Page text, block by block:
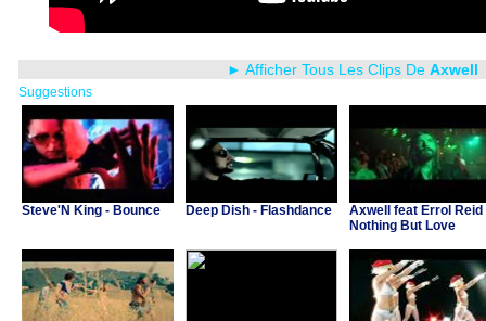
► Afficher Tous Les Clips De Axwell
Suggestions
Steve'N King - Bounce Deep Dish - Flashdance
Axwell feat Errol Reid
Nothing But Love